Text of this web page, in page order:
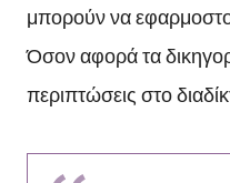
μπορούν να
Όσον αφορά τα
περιπτώσεις στο